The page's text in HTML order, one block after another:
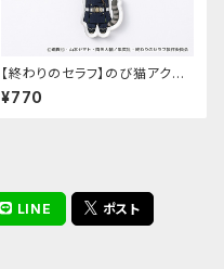
【終わりのセラフ】のび猫アクリ
ルキーホルダー（百夜優一郎）
¥770
LINE ポスト